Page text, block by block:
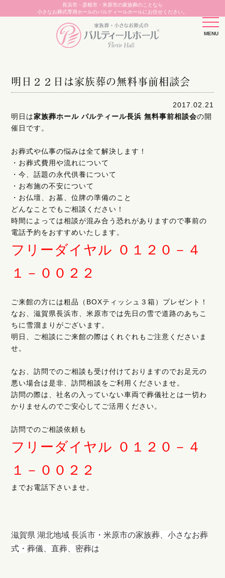
長浜市・彦根市・米原市の家族葬のことなら
小さなお葬式専用ホールのパルティールホールにお任せください。
明日２２日は家族葬の無料事前相談会
2017.02.21
明日は家族葬ホール パルティール長浜 無料事前相談会の開
催日です。
お葬式や仏事の悩みは全て解決します！
・お葬式費用や流れについて
・今、話題の永代供養について
・お布施の不安について
・お仏壇、お墓、位牌の準備のこと
どんなことでもご相談ください！
時間によっては相談が混み合う恐れがありますので事前の
電話予約をおすすめいたします。
フリーダイヤル ０１２０－４
１－００２２
ご来館の方には粗品（BOXティッシュ３箱）プレゼント！
なお、滋賀県長浜市、米原市では先日の雪で道路のあちこ
ちに雪溜まりがございます。
明日、ご相談にご来館の際はくれぐれもご注意くださいま
せ。
なお、訪問でのご相談も受け付けておりますのでお足元の
悪い場合は是非、訪問相談をご利用くださいませ。
訪問の際は、社名の入っていない車両で葬儀社とは一切わ
かりませんのでご安心してご活用ください。
訪問でのご相談依頼も
フリーダイヤル ０１２０－４
１－００２２
までお電話下さいませ。
滋賀県 湖北地域 長浜市・米原市の家族葬、小さなお葬
式・葬儀、直葬、密葬は